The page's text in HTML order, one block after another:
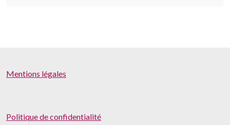
Mentions légales
Politique de confidentialité